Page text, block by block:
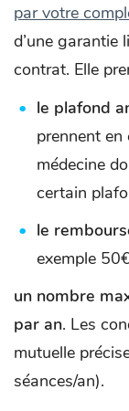
par votre
d’une garantie
contrat. Elle
le plafond
prennent
médecine
certain
le
exemple
un nombre
par an. Les
mutuelle
séances/an).